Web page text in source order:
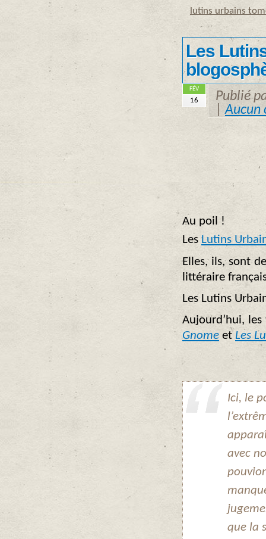
lutins urbains
Les
FÉV
16
Publié
|Aucun
Au poil !
Les Lutins
Elles, ils, sont
littéraire
Les Lutins
Aujourd’hui,
Gnome etLes
Ici, le
avec
que la